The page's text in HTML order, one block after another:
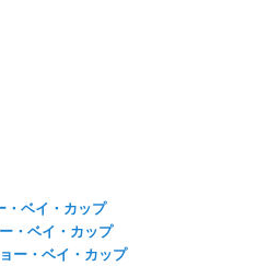
・ベイ・カップ
・ベイ・カップ
ー・ベイ・カップ